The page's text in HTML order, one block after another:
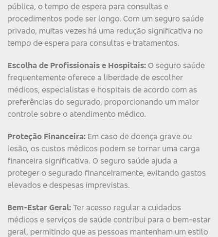
pública, o tempo de espera para consultas e
procedimentos pode ser longo. Com um seguro saúde
privado, muitas vezes há uma redução significativa no
tempo de espera para consultas e tratamentos.
Escolha de Profissionais e Hospitais: O seguro saúde
frequentemente oferece a liberdade de escolher
médicos, especialistas e hospitais de acordo com as
preferências do segurado, proporcionando um maior
controle sobre o atendimento médico.
Proteção Financeira: Em caso de doença grave ou
lesão, os custos médicos podem se tornar uma carga
financeira significativa. O seguro saúde ajuda a
proteger o segurado financeiramente, evitando gastos
elevados e despesas imprevistas.
Bem-Estar Geral: Ter acesso regular a cuidados
médicos e serviços de saúde contribui para o bem-estar
geral, permitindo que as pessoas mantenham um estilo